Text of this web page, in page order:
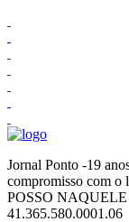
Jornal Ponto -19
compromisso com
POSSO
41.365.580.0001.06